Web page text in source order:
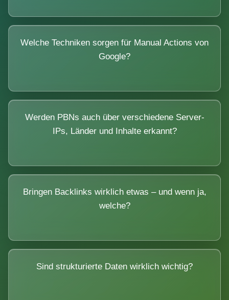
Welche Techniken sorgen für Manual Actions von
Google?
Werden PBNs auch über verschiedene Server-
IPs, Länder und Inhalte erkannt?
Bringen Backlinks wirklich etwas – und wenn ja,
welche?
Sind strukturierte Daten wirklich wichtig?